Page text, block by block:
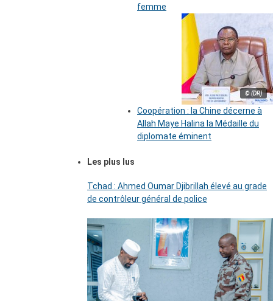
femme
© (DR)
Coopération : la Chine décerne à
Allah Maye Halina la Médaille du
diplomate éminent
Les plus lus
Tchad : Ahmed Oumar Djibrillah élevé au grade
de contrôleur général de police